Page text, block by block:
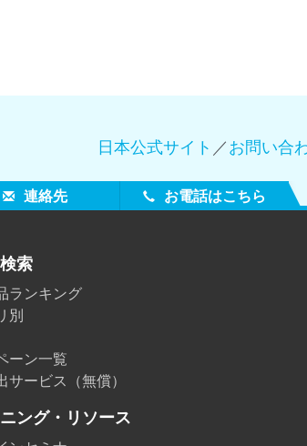
日本公式サイト ／お問い合
連絡先 お電話はこちら
索
ランキング
別
ーン一覧
サービス（無償）
ニング・リソース